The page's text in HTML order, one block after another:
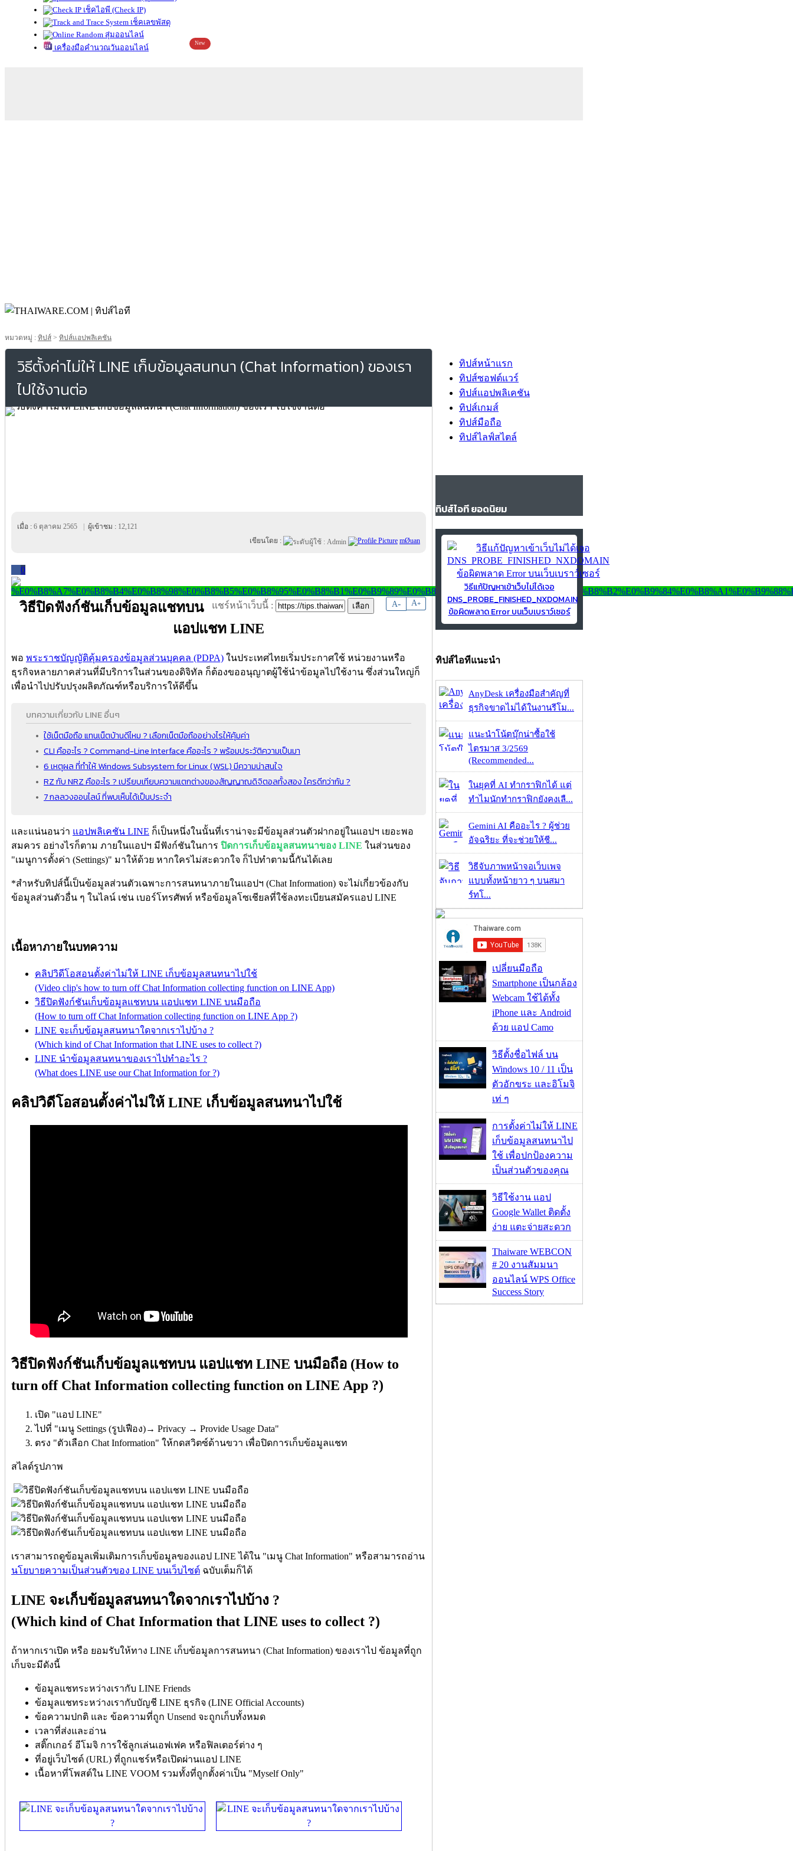
เช็คไอพี (Check IP)
เช็คเลขพัสดุ
สุ่มออนไลน์
เครื่องมือคำนวณวันออนไลน์
New
หมวดหมู่ : ทิปส์ > ทิปส์แอปพลิเคชัน
วิธีตั้งค่าไม่ให้ LINE เก็บข้อมูลสนทนา (Chat Information) ของเรา
ไปใช้งานต่อ
เมื่อ : 6 ตุลาคม 2565 ผู้เข้าชม : 12,121
เขียนโดย :
mØuan
0
A- A+
แชร์หน้าเว็บนี้ :
วิธีปิดฟังก์ชันเก็บข้อมูลแชทบน
แอปแชท LINE
พอ พระราชบัญญัติคุ้มครองข้อมูลส่วนบุคคล (PDPA) ในประเทศไทยเริ่มประกาศใช้ หน่วยงานหรือ
ธุรกิจหลายภาคส่วนที่มีบริการในส่วนของดิจิทัล ก็ต้องขออนุญาตผู้ใช้นำข้อมูลไปใช้งาน ซึ่งส่วนใหญ่ก็
เพื่อนำไปปรับปรุงผลิตภัณฑ์หรือบริการให้ดีขึ้น
บทความเกี่ยวกับ LINE อื่นๆ
ใช้เน็ตมือถือ แทนเน็ตบ้านดีไหม ? เลือกเน็ตมือถืออย่างไรให้คุ้มค่า
CLI คืออะไร ? Command-Line Interface คืออะไร ? พร้อมประวัติความเป็นมา
6 เหตุผล ที่ทำให้ Windows Subsystem for Linux (WSL) มีความน่าสนใจ
RZ กับ NRZ คืออะไร ? เปรียบเทียบความแตกต่างของสัญญาณดิจิตอลทั้งสอง ใครดีกว่ากัน ?
7 กลลวงออนไลน์ ที่พบเห็นได้เป็นประจำ
และแน่นอนว่า แอปพลิเคชัน LINE ก็เป็นหนึ่งในนั้นที่เราน่าจะมีข้อมูลส่วนตัวฝากอยู่ในแอปฯ เยอะพอ
สมควร อย่างไรก็ตาม ภายในแอปฯ มีฟังก์ชันในการ ปิดการเก็บข้อมูลสนทนาของ LINE ในส่วนของ
"เมนูการตั้งค่า (Settings)" มาให้ด้วย หากใครไม่สะดวกใจ ก็ไปทำตามนี้กันได้เลย
*สำหรับทิปส์นี้เป็นข้อมูลส่วนตัวเฉพาะการสนทนาภายในแอปฯ (Chat Information) จะไม่เกี่ยวข้องกับ
ข้อมูลส่วนตัวอื่น ๆ ในไลน์ เช่น เบอร์โทรศัพท์ หรือข้อมูลโซเชียลที่ใช้ลงทะเบียนสมัครแอป LINE
เนื้อหาภายในบทความ
คลิปวิดีโอสอนตั้งค่าไม่ให้ LINE เก็บข้อมูลสนทนาไปใช้
(Video clip's how to turn off Chat Information collecting function on LINE App)
วิธีปิดฟังก์ชันเก็บข้อมูลแชทบน แอปแชท LINE บนมือถือ
(How to turn off Chat Information collecting function on LINE App ?)
LINE จะเก็บข้อมูลสนทนาใดจากเราไปบ้าง ?
(Which kind of Chat Information that LINE uses to collect ?)
LINE นำข้อมูลสนทนาของเราไปทำอะไร ?
(What does LINE use our Chat Information for ?)
คลิปวิดีโอสอนตั้งค่าไม่ให้ LINE เก็บข้อมูลสนทนาไปใช้
วิธีปิดฟังก์ชันเก็บข้อมูลแชทบน แอปแชท LINE บนมือถือ (How to
turn off Chat Information collecting function on LINE App ?)
เปิด "แอป LINE"
ไปที่ "เมนู Settings (รูปเฟือง)→ Privacy → Provide Usage Data"
ตรง "ตัวเลือก Chat Information" ให้กดสวิตซ์ด้านขวา เพื่อปิดการเก็บข้อมูลแชท
สไลด์รูปภาพ
เราสามารถดูข้อมูลเพิ่มเติมการเก็บข้อมูลของแอป LINE ได้ใน "เมนู Chat Information" หรือสามารถอ่าน
นโยบายความเป็นส่วนตัวของ LINE บนเว็บไซต์ ฉบับเต็มก็ได้
LINE จะเก็บข้อมูลสนทนาใดจากเราไปบ้าง ?
(Which kind of Chat Information that LINE uses to collect ?)
ถ้าหากเราเปิด หรือ ยอมรับให้ทาง LINE เก็บข้อมูลการสนทนา (Chat Information) ของเราไป ข้อมูลที่ถูก
เก็บจะมีดังนี้
ข้อมูลแชทระหว่างเรากับ LINE Friends
ข้อมูลแชทระหว่างเรากับบัญชี LINE ธุรกิจ (LINE Official Accounts)
ข้อความปกติ และ ข้อความที่ถูก Unsend จะถูกเก็บทั้งหมด
เวลาที่ส่งและอ่าน
สติ๊กเกอร์ อีโมจิ การใช้ลูกเล่นเอฟเฟค หรือฟิลเตอร์ต่าง ๆ
ที่อยู่เว็บไซต์ (URL) ที่ถูกแชร์หรือเปิดผ่านแอป LINE
เนื้อหาที่โพสต์ใน LINE VOOM รวมทั้งที่ถูกตั้งค่าเป็น "Myself Only"
ทิปส์หน้าแรก
ทิปส์ซอฟต์แวร์
ทิปส์แอปพลิเคชัน
ทิปส์เกมส์
ทิปส์มือถือ
ทิปส์ไลฟ์สไตล์
ทิปส์ไอที ยอดนิยม
วิธีแก้ปัญหาเข้าเว็บไม่ได้เจอ
DNS_PROBE_FINISHED_NXDOMAIN
ข้อผิดพลาด Error บนเว็บเบราว์เซอร์
ทิปส์ไอทีแนะนำ
AnyDesk เครื่องมือสำคัญที่
ธุรกิจขาดไม่ได้ในงานรีโม...
แนะนำโน้ตบุ๊กน่าซื้อใช้
ไตรมาส 3/2569
(Recommended...
ในยุคที่ AI ทำกราฟิกได้ แต่
ทำไมนักทำกราฟิกยังคงเลื...
Gemini AI คืออะไร ? ผู้ช่วย
อัจฉริยะ ที่จะช่วยให้ชี...
วิธีจับภาพหน้าจอเว็บเพจ
แบบทั้งหน้ายาว ๆ บนสมา
ร์ทโ...
เปลี่ยนมือถือ
Smartphone เป็นกล้อง
Webcam ใช้ได้ทั้ง
iPhone และ Android
ด้วย แอป Camo
วิธีตั้งชื่อไฟล์ บน
Windows 10 / 11 เป็น
ตัวอักขระ และอิโมจิ
เท่ ๆ
การตั้งค่าไม่ให้ LINE
เก็บข้อมูลสนทนาไป
ใช้ เพื่อปกป้องความ
เป็นส่วนตัวของคุณ
วิธีใช้งาน แอป
Google Wallet ติดตั้ง
ง่าย แตะจ่ายสะดวก
Thaiware WEBCON
# 20 งานสัมมนา
ออนไลน์ WPS Office
Success Story